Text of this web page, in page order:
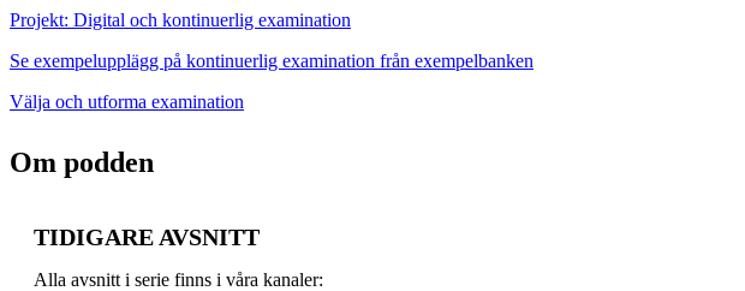
Projekt: Digital och kontinuerlig examination
Se exempelupplägg på kontinuerlig examination från exempelbanken
Välja och utforma examination
Om podden
TIDIGARE AVSNITT
Alla avsnitt i serie finns i våra kanaler: